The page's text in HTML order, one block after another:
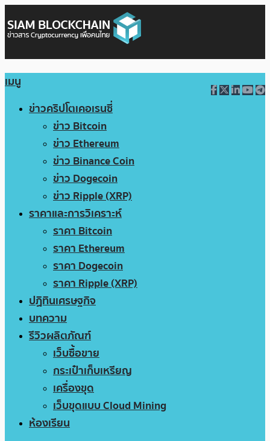
เมนู
ข่าวคริปโตเคอเรนซี่
ข่าว Bitcoin
ข่าว Ethereum
ข่าว Binance Coin
ข่าว Dogecoin
ข่าว Ripple (XRP)
ราคาและการวิเคราะห์
ราคา Bitcoin
ราคา Ethereum
ราคา Dogecoin
ราคา Ripple (XRP)
ปฏิทินเศรษฐกิจ
บทความ
รีวิวผลิตภัณฑ์
เว็บซื้อขาย
กระเป๋าเก็บเหรียญ
เครื่องขุด
เว็บขุดแบบ Cloud Mining
ห้องเรียน